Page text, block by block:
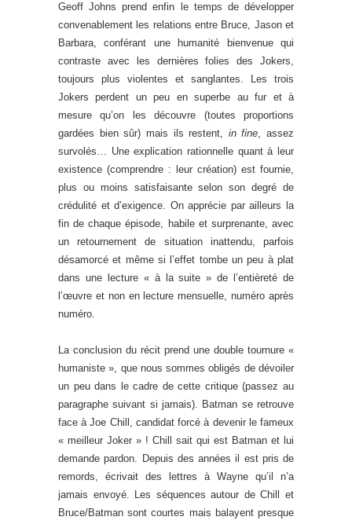
Geoff Johns prend enfin le temps de développer
convenablement les relations entre Bruce, Jason et
Barbara, conférant une humanité bienvenue qui
contraste avec les dernières folies des Jokers,
toujours plus violentes et sanglantes. Les trois
Jokers perdent un peu en superbe au fur et à
mesure qu’on les découvre (toutes proportions
gardées bien sûr) mais ils restent, in fine, assez
survolés… Une explication rationnelle quant à leur
existence (comprendre : leur création) est fournie,
plus ou moins satisfaisante selon son degré de
crédulité et d’exigence. On apprécie par ailleurs la
fin de chaque épisode, habile et surprenante, avec
un retournement de situation inattendu, parfois
désamorcé et même si l’effet tombe un peu à plat
dans une lecture « à la suite » de l’entièreté de
l’œuvre et non en lecture mensuelle, numéro après
numéro.
La conclusion du récit prend une double tournure «
humaniste », que nous sommes obligés de dévoiler
un peu dans le cadre de cette critique (passez au
paragraphe suivant si jamais). Batman se retrouve
face à Joe Chill, candidat forcé à devenir le fameux
« meilleur Joker » ! Chill sait qui est Batman et lui
demande pardon. Depuis des années il est pris de
remords, écrivait des lettres à Wayne qu’il n’a
jamais envoyé. Les séquences autour de Chill et
Bruce/Batman sont courtes mais balayent presque